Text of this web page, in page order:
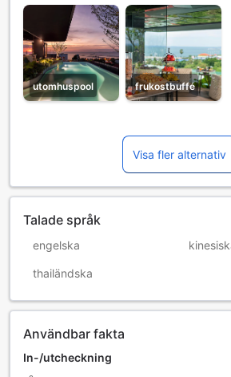
utomhuspool frukostbuffé
Visa fler alternativ
Talade språk
engelska
thailändska
Användbar fakta
In-/utcheckning